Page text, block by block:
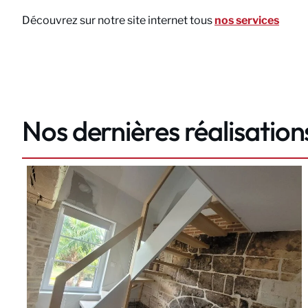
Découvrez sur notre site internet tousnos services
Nos dernières